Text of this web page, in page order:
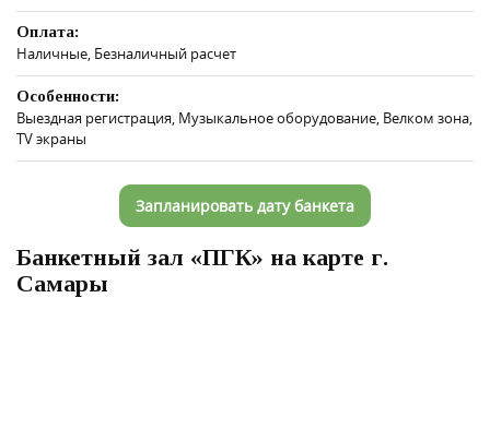
Оплата:
Наличныe, Безналичный расчет
Особенности:
Выездная регистрация, Музыкальное оборудование, Велком зона,
TV экраны
Запланировать дату банкета
Банкетный зал «ПГК» на карте г.
Самары